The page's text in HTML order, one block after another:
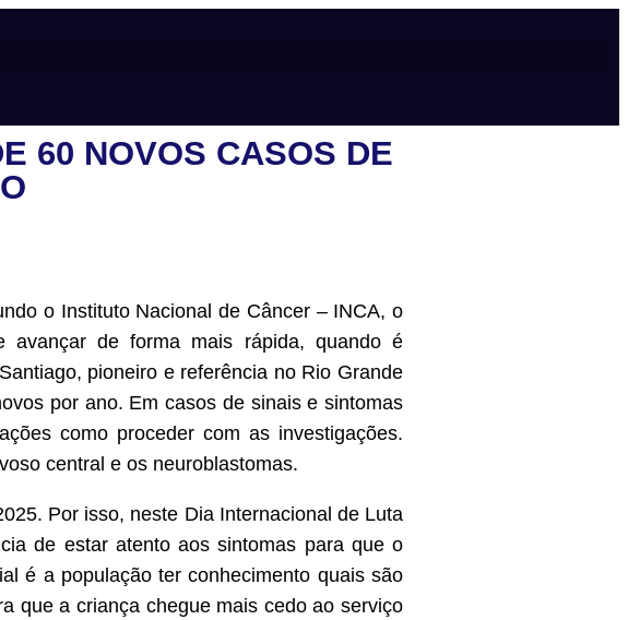
60 NOVOS CASOS DE
o Instituto Nacional de Câncer – INCA, o
avançar de forma mais rápida, quando é
pioneiro e referência no Rio Grande
por ano. Em casos de sinais e sintomas
como proceder com as investigações.
central e os neuroblastomas.
Por isso, neste Dia Internacional de Luta
de estar atento aos sintomas para que o
é a população ter conhecimento quais são
que a criança chegue mais cedo ao serviço